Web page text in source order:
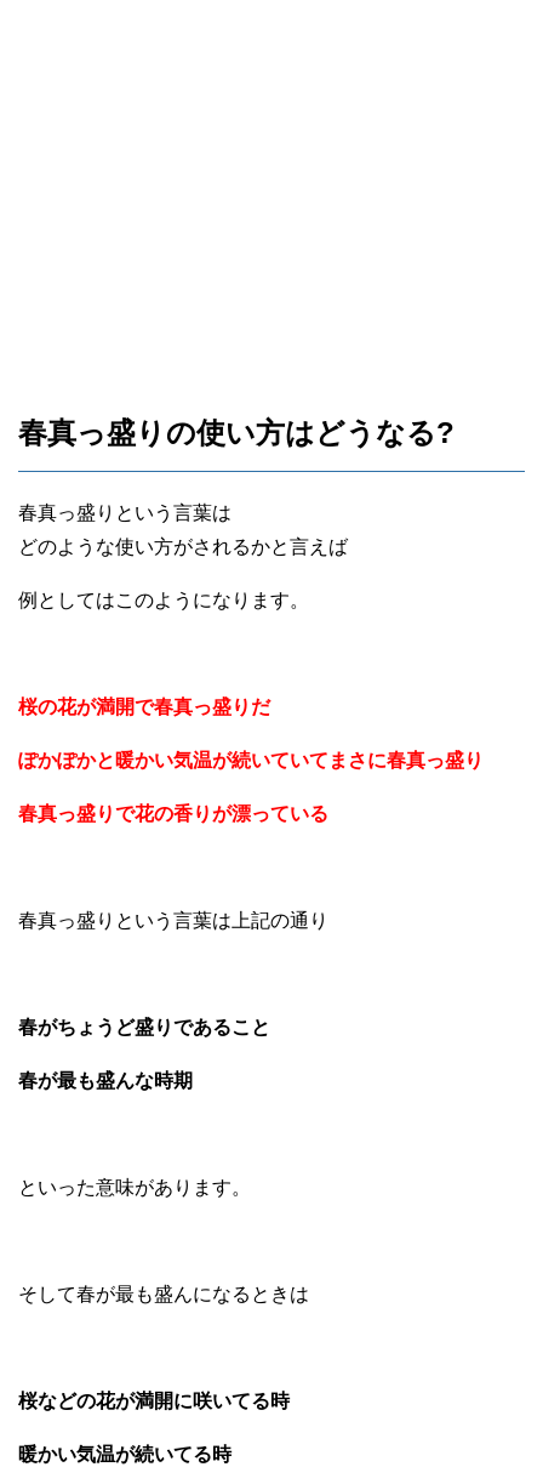
春真っ盛りの使い方はどうなる?
春真っ盛りという言葉は
どのような使い方がされるかと言えば
例としてはこのようになります。
桜の花が満開で春真っ盛りだ
ぽかぽかと暖かい気温が続いていてまさに春真っ盛り
春真っ盛りで花の香りが漂っている
春真っ盛りという言葉は上記の通り
春がちょうど盛りであること
春が最も盛んな時期
といった意味があります。
そして春が最も盛んになるときは
桜などの花が満開に咲いてる時
暖かい気温が続いてる時